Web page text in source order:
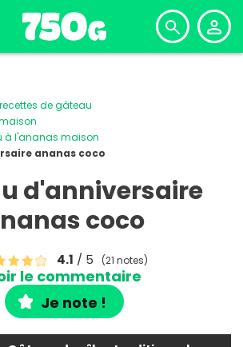
de gâteau
à l'ananas maison
ananas coco
d'anniversaire
coco
4.1 / 5 (21 notes)
le commentaire
Je note !